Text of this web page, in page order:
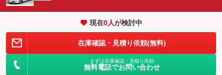
現在0人が検討中
在庫確認・見積り依頼(無料)
まずは在庫確認・見積り依頼
無料電話でお問い合わせ